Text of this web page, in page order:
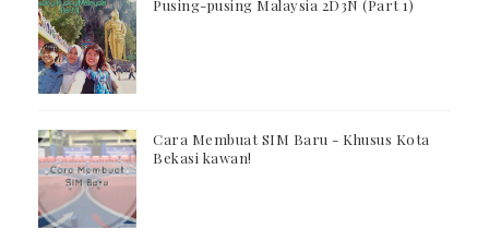
Pusing-pusing Malaysia 2D3N (Part 1)
Cara Membuat SIM Baru - Khusus Kota
Bekasi kawan!